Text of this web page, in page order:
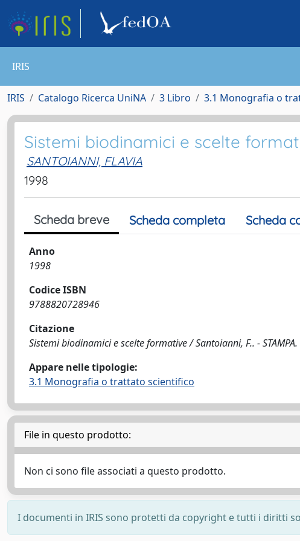
IRIS
IRIS Catalogo Ricerca UniNA 3 Libro 3.1 Monografia o
Sistemi biodinamici e scelte
SANTOIANNI, FLAVIA
1998
Scheda breve Scheda completa Scheda
Anno
1998
Codice ISBN
9788820728946
Citazione
Sistemi biodinamici e scelte formative / Santoianni, F.. -
Appare nelle tipologie:
3.1 Monografia o trattato scientifico
File in questo prodotto:
Non ci sono file associati a questo prodotto.
I documenti in IRIS sono protetti da copyright e tutti i diritti